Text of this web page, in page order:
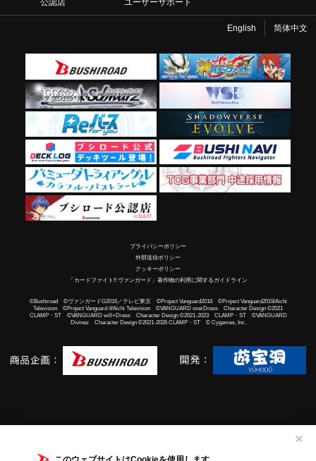
✕
English 简体中文
プライバシーポリシー
外部送信ポリシー
クッキーポリシー
「カードファイト!! ヴァンガード」著作物の利用に関するガイドライン
©Bushiroad ©ヴァンガードG2016／テレビ東京 ©Project Vanguard2018 ©Project Vanguard2019/Aichi
Television ©Project Vanguard if/Aichi Television ©VANGUARD overDress Character Design ©2021
CLAMP・ST ©VANGUARD will+Dress Character Design ©2021-2023 CLAMP・ST ©VANGUARD
Divinez Character Design ©2021-2026 CLAMP・ST © Cygames, Inc.